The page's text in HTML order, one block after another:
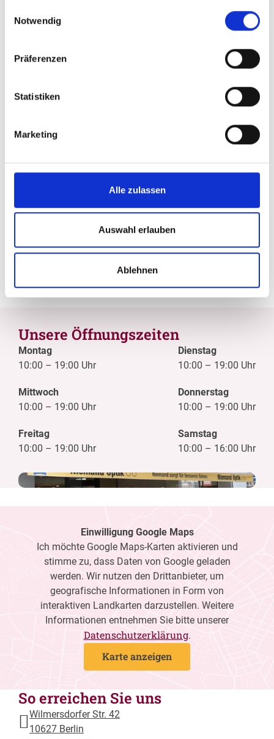
Notwendig
Präferenzen
Statistiken
Marketing
Alle zulassen
Auswahl erlauben
Ablehnen
Kontaktlinsenanpassung nach Maß
Beratung zur Kontaktlinsenpflege
Optometrist B.Sc./M.Sc.
Verschiedene Screeningtests
Prüfung des hinteren Augenabschnittes
Kinderoptometrie
Unsere Öffnungszeiten
Montag
10:00 – 19:00 Uhr
Dienstag
10:00 – 19:00 Uhr
Mittwoch
10:00 – 19:00 Uhr
Donnerstag
10:00 – 19:00 Uhr
Freitag
10:00 – 19:00 Uhr
Samstag
10:00 – 16:00 Uhr
Einwilligung Google Maps
Ich möchte Google Maps-Karten aktivieren und
stimme zu, dass Daten von Google geladen
werden. Wir nutzen den Drittanbieter, um
geografische Informationen in Form von
interaktiven Landkarten darzustellen. Weitere
Informationen entnehmen Sie bitte unserer
Datenschutzerklärung.
Karte anzeigen
So erreichen Sie uns
Wilmersdorfer Str. 42
10627 Berlin